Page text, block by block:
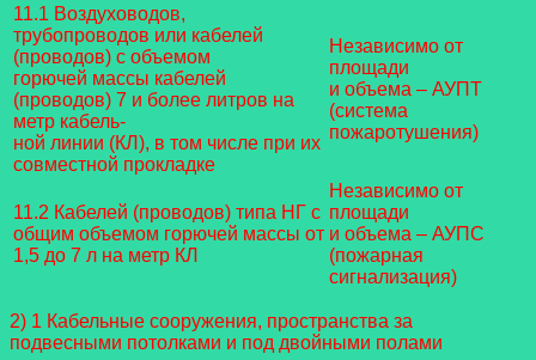
11.1 Воздуховодов,
трубопроводов или кабелей
(проводов) с объемом
горючей массы кабелей
(проводов) 7 и более литров на
метр кабель-
ной линии (КЛ), в том числе при их
совместной прокладке
Независимо от
площади
и объема – АУПТ
(система
пожаротушения)
11.2 Кабелей (проводов) типа НГ с
общим объемом горючей массы от
1,5 до 7 л на метр КЛ
Независимо от
площади
и объема – АУПС
(пожарная
сигнализация)
2) 1 Кабельные сооружения, пространства за
подвесными потолками и под двойными полами